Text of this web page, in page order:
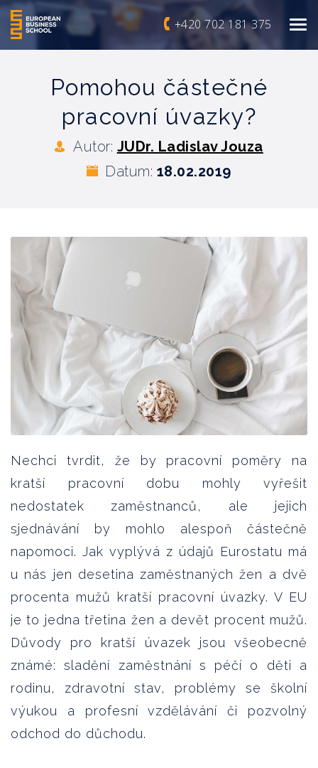
+420 702 181 375
Pomohou částečné
pracovní úvazky?
Autor: JUDr. Ladislav Jouza
Datum: 18.02.2019
Nechci tvrdit, že by pracovní poměry na
kratší pracovní dobu mohly vyřešit
nedostatek zaměstnanců, ale jejich
sjednávání by mohlo alespoň částečně
napomoci. Jak vyplývá z údajů Eurostatu má
u nás jen desetina zaměstnaných žen a dvě
procenta mužů kratší pracovní úvazky. V EU
je to jedna třetina žen a devět procent mužů.
Důvody pro kratší úvazek jsou všeobecně
známé: sladění zaměstnání s péčí o děti a
rodinu, zdravotní stav, problémy se školní
výukou a profesní vzdělávání či pozvolný
odchod do důchodu.